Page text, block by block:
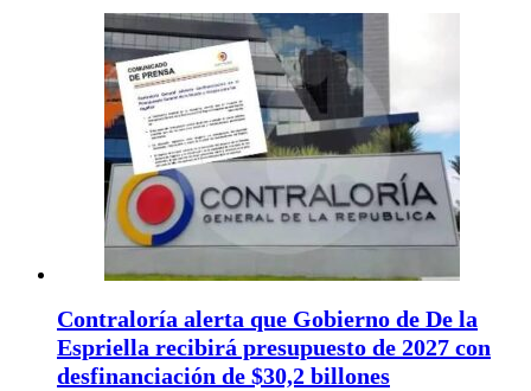
Contraloría alerta que Gobierno de De la
Espriella recibirá presupuesto de 2027 con
desfinanciación de $30,2 billones